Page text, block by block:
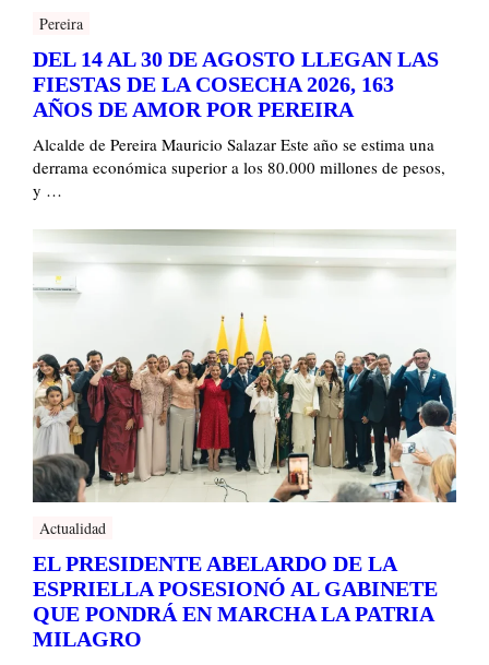
Pereira
DEL 14 AL 30 DE AGOSTO LLEGAN LAS
FIESTAS DE LA COSECHA 2026, 163
AÑOS DE AMOR POR PEREIRA
Alcalde de Pereira Mauricio Salazar Este año se estima una
derrama económica superior a los 80.000 millones de pesos,
y …
Actualidad
EL PRESIDENTE ABELARDO DE LA
ESPRIELLA POSESIONÓ AL GABINETE
QUE PONDRÁ EN MARCHA LA PATRIA
MILAGRO